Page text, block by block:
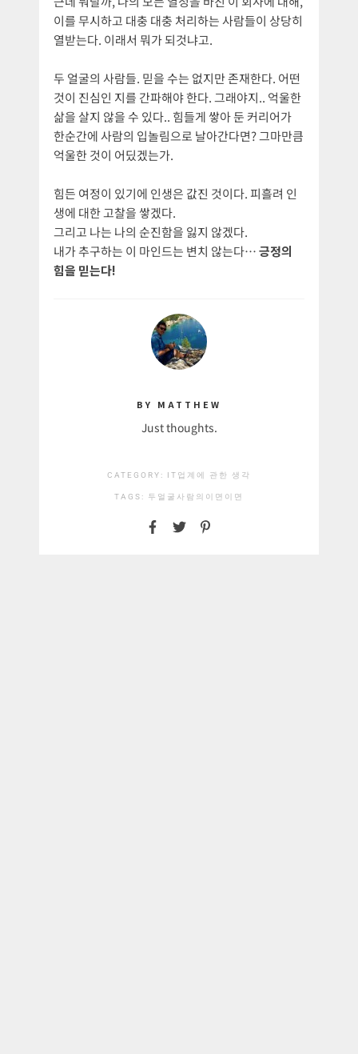
이를 무시하고 대충 대충 처리하는 사람들이 상당히
열받는다. 이래서 뭐가 되것냐고.
두 얼굴의 사람들. 믿을 수는 없지만 존재한다. 어떤
것이 진심인 지를 간파해야 한다. 그래야지.. 억울한
삶을 살지 않을 수 있다.. 힘들게 쌓아 둔 커리어가
한순간에 사람의 입놀림으로 날아간다면? 그마만큼
억울한 것이 어딨겠는가.
힘든 여정이 있기에 인생은 값진 것이다. 피흘려 인
생에 대한 고찰을 쌓겠다.
그리고 나는 나의 순진함을 잃지 않겠다.
내가 추구하는 이 마인드는 변치 않는다…긍정의
힘을 믿는다!
BY MATTHEW
Just thoughts.
CATEGORY: IT업계에 관한 생각
TAGS: 두얼굴 사람의이면 이면